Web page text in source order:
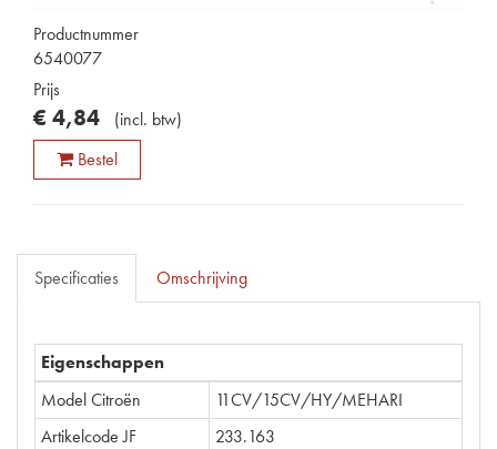
Productnummer
6540077
Prijs
€ 4,84 (incl. btw)
Bestel
Specificaties Omschrijving
Eigenschappen
Model Citroën
11CV/15CV/HY/MEHARI
Artikelcode JF
233.163